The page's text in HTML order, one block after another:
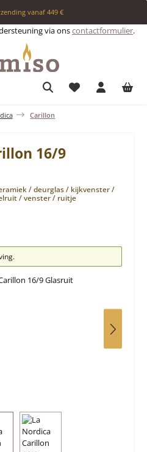
vanaf 449 €
via onscontactformulier.
Je hebt 0 items
Carillon
16/9
/ deurglas / kijkvenster /
/ venster / ruitje